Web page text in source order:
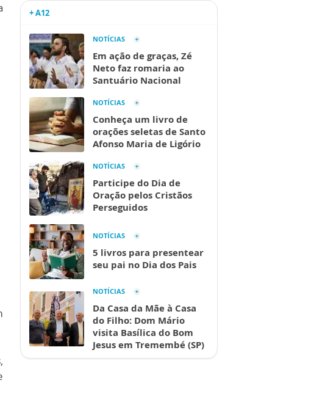
,
+ A12
NOTÍCIAS
Em ação de graças, Zé
Neto faz romaria ao
Santuário Nacional
NOTÍCIAS
Conheça um livro de
orações seletas de Santo
Afonso Maria de Ligório
NOTÍCIAS
Participe do Dia de
Oração pelos Cristãos
Perseguidos
NOTÍCIAS
5 livros para presentear
seu pai no Dia dos Pais
NOTÍCIAS
Da Casa da Mãe à Casa
do Filho: Dom Mário
visita Basílica do Bom
Jesus em Tremembé (SP)